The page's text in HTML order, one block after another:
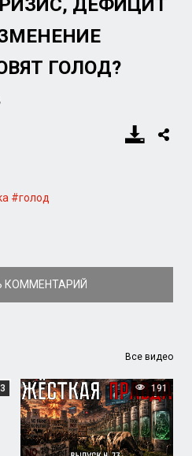
ДЕФИЦИТ
ГОЛОД?
#голод
КОММЕНТАРИЙ
Все видео
191